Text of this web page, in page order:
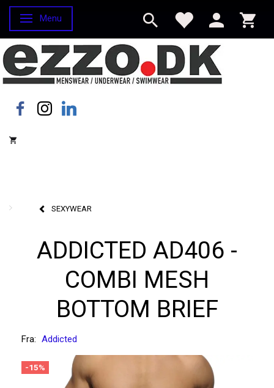
Skifte navigation
Menu
SEXYWEAR
ADDICTED AD406 -
COMBI MESH
BOTTOM BRIEF
Fra: Addicted
-15%